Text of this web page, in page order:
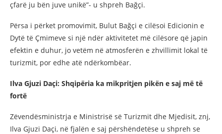
çfarë ju bën juve unikë”- u shpreh Bağçi.
Përsa i përket promovimit, Bulut Bağçi e cilësoi Edicionin e
Dytë të Çmimeve si një ndër aktivitetet më cilësore që japin
efektin e duhur, jo vetëm në atmosferën e zhvillimit lokal të
turizmit, por edhe atë ndërkombëar.
Ilva Gjuzi Daçi: Shqipëria ka mikpritjen pikën e saj më të
fortë
Zëvendësministrja e Ministrisë së Turizmit dhe Mjedisit, znj,
Ilva Gjuzi Daçi, në fjalën e saj përshëndetëse u shpreh se